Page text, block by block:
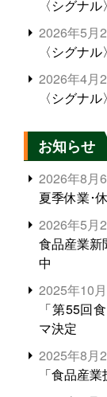
〈シグナ
2026年5月
〈シグナ
2026年4月
〈シグナ
お知らせ
2026年8月
夏季休業･
2026年5月
食品産業新
中
2025年10
「第55回
マ決定
2025年8月
「食品産